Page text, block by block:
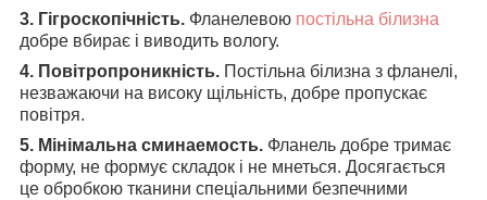
3. Гігроскопічність. Фланелевою постільна білизна
добре вбирає і виводить вологу.
4. Повітропроникність. Постільна білизна з фланелі,
незважаючи на високу щільність, добре пропускає
повітря.
5. Мінімальна сминаемость. Фланель добре тримає
форму, не формує складок і не мнеться. Досягається
це обробкою тканини спеціальними безпечними